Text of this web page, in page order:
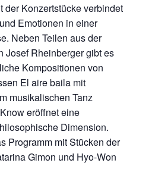
der Konzertstücke verbindet
Emotionen in einer
Neben Teilen aus der
Josef Rheinberger gibt es
Kompositionen von
El aire baila mit
musikalischen Tanz
eröffnet eine
Dimension.
Programm mit Stücken der
Gimon und Hyo-Won